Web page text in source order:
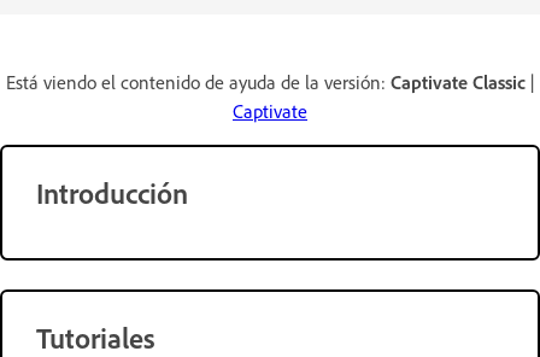
Está viendo el contenido de ayuda de la versión: Captivate Classic |
Captivate
Introducción
Tutoriales